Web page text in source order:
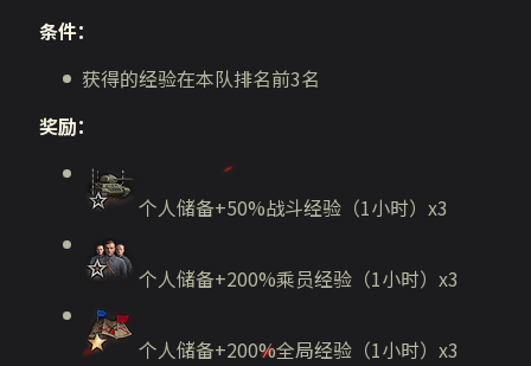
条件：
获得的经验在本队排名前3名
奖励：
个人储备+50%战斗经验（1小时）х3
个人储备+200%乘员经验（1小时）х3
个人储备+200%全局经验（1小时）x3